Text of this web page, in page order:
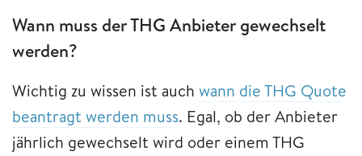
Wann muss der THG Anbieter gewechselt
werden?
Wichtig zu wissen ist auch wann die THG Quote
beantragt werden muss. Egal, ob der Anbieter
jährlich gewechselt wird oder einem THG